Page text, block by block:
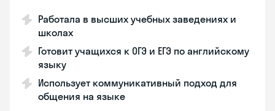
Работала в высших учебных заведениях и
школах
Готовит учащихся к ОГЭ и ЕГЭ по английскому
языку
Использует коммуникативный подход для
общения на языке